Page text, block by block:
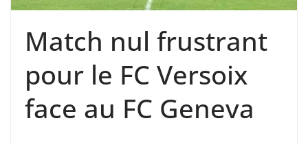
Match nul frustrant
pour le FC Versoix
face au FC Geneva